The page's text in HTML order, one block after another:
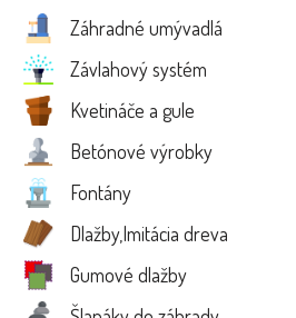
Záhradné umývadlá
Závlahový systém
Kvetináče a gule
Betónové výrobky
Fontány
Dlažby,Imitácia dreva
Gumové dlažby